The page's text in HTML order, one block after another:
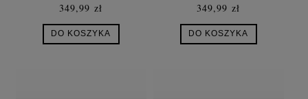
349,99 zł
DO KOSZYKA
349,99 zł
DO KOSZYKA